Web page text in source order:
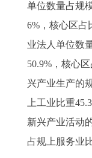
单位数量占规
6%，核心区占
业法人单位数
50.9%，核心
兴产业生产的
上工业比重
新兴产业活动
占规上服务业